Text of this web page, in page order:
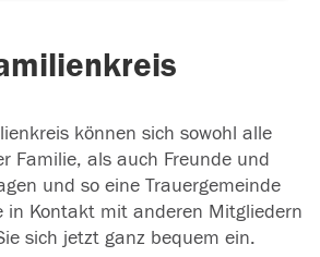
können sich sowohl alle
Familie, als auch Freunde und
und so eine Trauergemeinde
in Kontakt mit anderen Mitgliedern
sich jetzt ganz bequem ein.